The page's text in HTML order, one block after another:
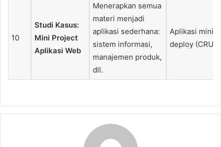
10
Studi Kasus:
Mini Project
Aplikasi Web
Menerapkan semua
materi menjadi
aplikasi sederhana:
sistem informasi,
manajemen produk,
dll.
Aplikasi mini
deploy (CRUD